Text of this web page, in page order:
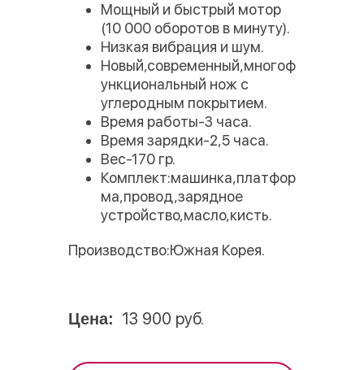
Мощный и быстрый мотор
(10 000 оборотов в минуту).
Низкая вибрация и шум.
Новый,современный,многоф
ункциональный нож с
углеродным покрытием.
Время работы-3 часа.
Время зарядки-2,5 часа.
Вес-170 гр.
Комплект:машинка,платфор
ма,провод,зарядное
устройство,масло,кисть.
Производство:Южная Корея.
Цена: 13 900 руб.